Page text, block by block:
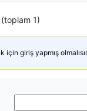
1)
için giriş yapmış